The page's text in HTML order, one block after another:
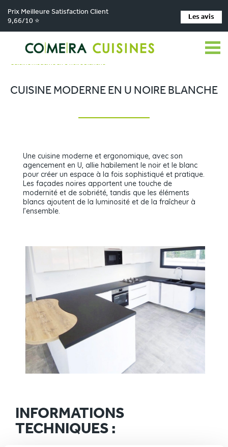
Prix Meilleure Satisfaction Client
9,66/10 ⭐
Les avis
Comera Cuisines > Nos magasins de cuisine >
Cuisiniste Capdenac-le-Haut > Réalisations >
Cuisine moderne en U noire blanche
CUISINE MODERNE EN U NOIRE BLANCHE
Une cuisine moderne et ergonomique, avec son
agencement en U, allie habilement le noir et le blanc
pour créer un espace à la fois sophistiqué et pratique.
Les façades noires apportent une touche de
modernité et de sobriété, tandis que les éléments
blancs ajoutent de la luminosité et de la fraîcheur à
l’ensemble.
INFORMATIONS
TECHNIQUES :